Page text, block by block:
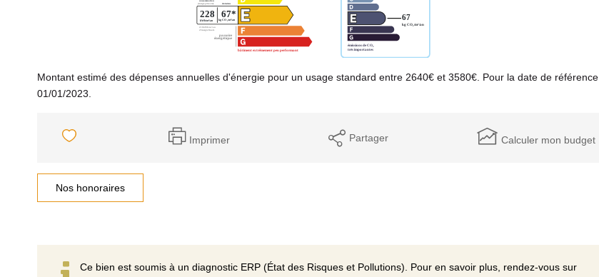
Montant estimé des dépenses annuelles d'énergie pour un usage standard entre 2640€ et 3580€. Pour la date de référence
01/01/2023.
Imprimer Partager Calculer mon budget
Nos honoraires
Ce bien est soumis à un diagnostic ERP (État des Risques et Pollutions). Pour en savoir plus, rendez-vous sur